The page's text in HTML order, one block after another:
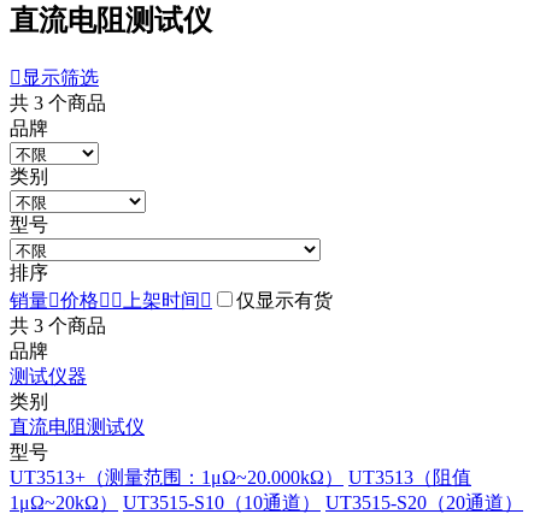
直流电阻测试仪
 显示筛选
共 3 个商品
品牌
类别
型号
排序
销量价格  上架时间 
仅显示有货
共 3 个商品
品牌
测试仪器
类别
直流电阻测试仪
型号
UT3513+（测量范围：1μΩ~20.000kΩ）
UT3513（阻值
1μΩ~20kΩ）
UT3515-S10（10通道）
UT3515-S20（20通道）